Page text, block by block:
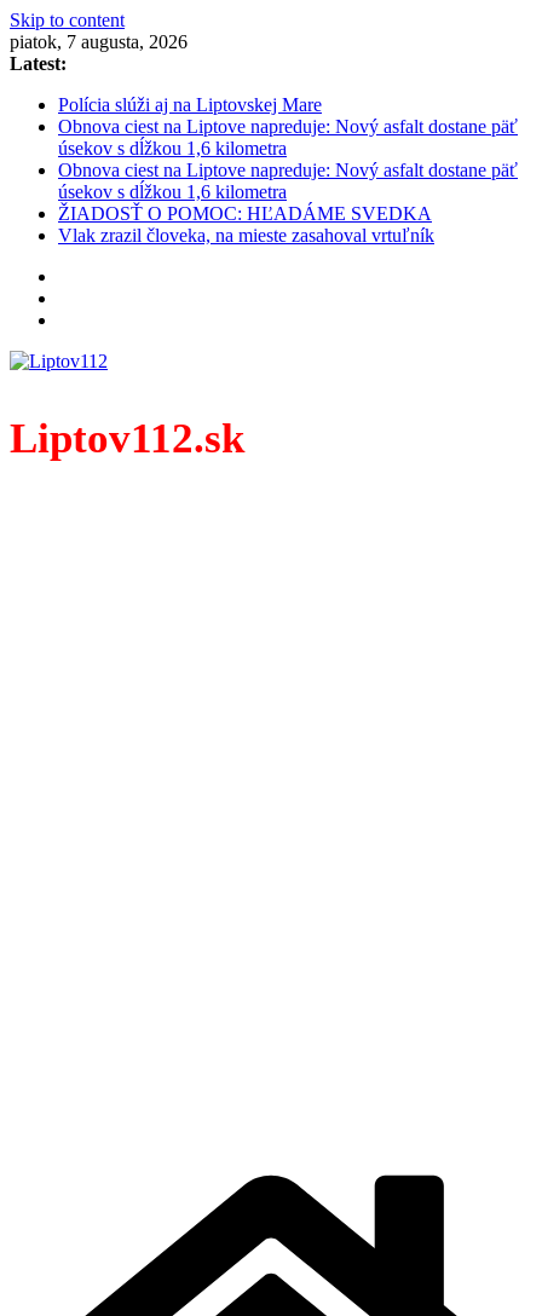
Skip to content
piatok, 7 augusta, 2026
Latest:
Polícia slúži aj na Liptovskej Mare
Obnova ciest na Liptove napreduje: Nový asfalt dostane päť
úsekov s dĺžkou 1,6 kilometra
Obnova ciest na Liptove napreduje: Nový asfalt dostane päť
úsekov s dĺžkou 1,6 kilometra
ŽIADOSŤ O POMOC: HĽADÁME SVEDKA
Vlak zrazil človeka, na mieste zasahoval vrtuľník
Liptov112.sk